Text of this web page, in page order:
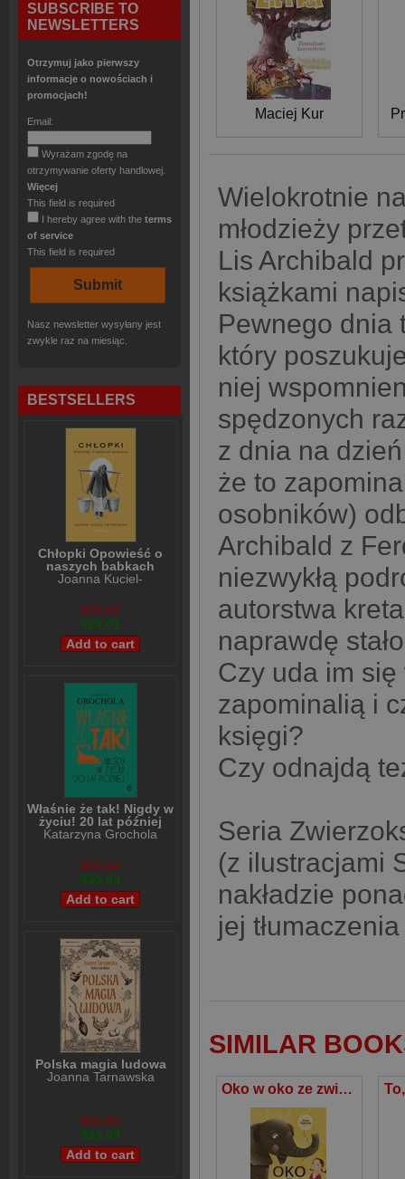
SUBSCRIBE TO
NEWSLETTERS
Otrzymuj jako pierwszy
informacje o nowościach i
promocjach!
Email:
Wyrażam zgodę na
otrzymywanie oferty handlowej.
Więcej
This field is required
I hereby agree with the terms
of service
This field is required
Nasz newsletter wysyłany jest
zwykle raz na miesiąc.
BESTSELLERS
Chłopki Opowieść o
naszych babkach
Joanna Kuciel-
$36,41
$29,01
Właśnie że tak! Nigdy w
życiu! 20 lat później
Katarzyna Grochola
$31,22
$25,00
Polska magia ludowa
Joanna Tarnawska
$31,91
$25,00
Maciej Kur
Wielokrotnie
młodzieży
Lis Archibald
książkami
Pewnego dnia
który
niej
spędzonych
z dnia na
że to
osobników)
Archibald z
niezwykłą
autorstwa
naprawdę
Czy uda im
zapominalią i
księgi?
Czy odnajdą
Seria
(z ilustracjami
nakładzie
jej
SIMILAR
Oko w oko ze zwierzakiem